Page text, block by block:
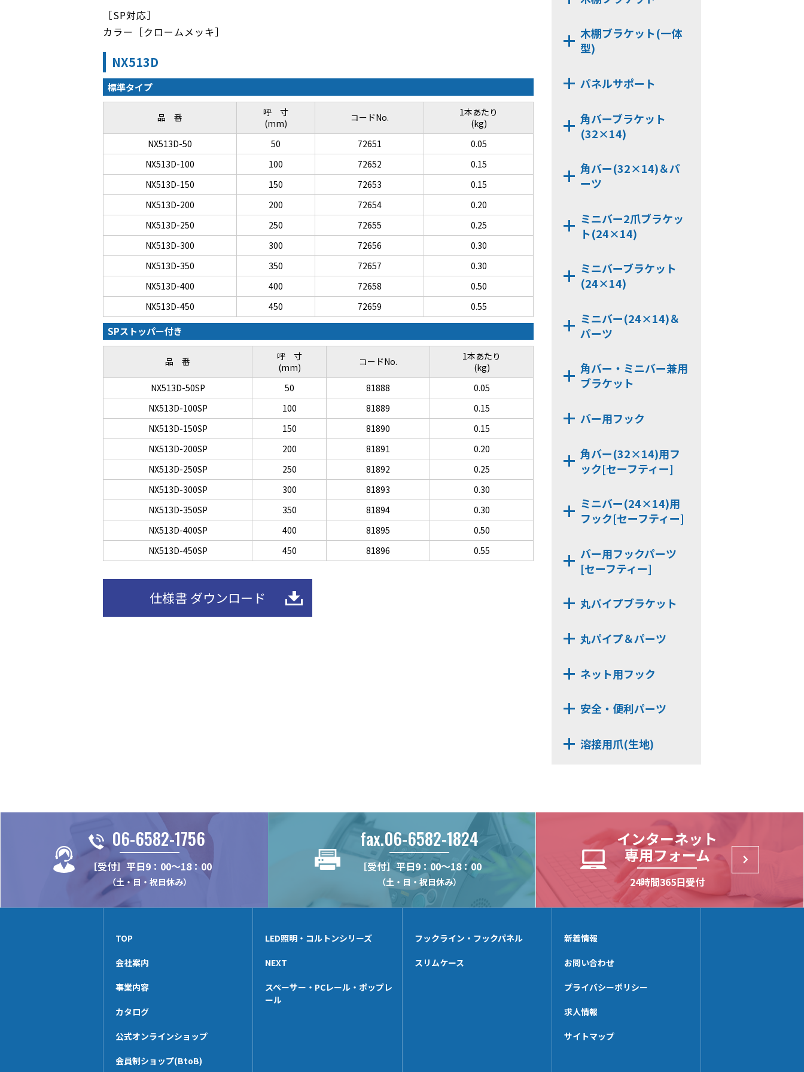
［SP対応］
カラー［クロームメッキ］
NX513D
標準タイプ
品 番
呼 寸
(mm)
コードNo.
1本あたり
(kg)
NX513D-50
50 72651
0.05
NX513D-100
100 72652
0.15
NX513D-150
150 72653
0.15
NX513D-200
200 72654
0.20
NX513D-250
250 72655
0.25
NX513D-300
300 72656
0.30
NX513D-350
350 72657
0.30
NX513D-400
400 72658
0.50
NX513D-450
450 72659 0.55
SPストッパー付き
品 番
呼 寸
(mm)
コードNo.
1本あたり
(kg)
NX513D-50SP
50 81888
0.05
NX513D-100SP
100 81889
0.15
NX513D-150SP
150 81890
0.15
NX513D-200SP
200 81891
0.20
NX513D-250SP
250 81892
0.25
NX513D-300SP
300 81893
0.30
NX513D-350SP
350 81894
0.30
NX513D-400SP
400 81895
0.50
NX513D-450SP
450 81896 0.55
仕様書 ダウンロード
CLP162
HKBS166
HKB166
CLP166
HKB159B
CLP159T
CLP159Y
CLP159TC
HKB112
NX422
NX424
NX413
木棚ブラケット(一体
型)
NX444
NX443D
NX443
パネルサポート
NX3000-Z101
NX3312
NX3327
角バーブラケット
(32×14)
NX9322B
NX9326BB
NX7320D
NX7320C
NX9320KD
角バー(32×14)＆パ
ーツ
JCPS320
HCP326
KB322
ミニバー2爪ブラケッ
ト(24×14)
NX7242BBX
NX7240DX
ミニバーブラケット
(24×14)
NX9242B
NX9246BB
NX7240D
NX7240C
NX7242BB
ミニバー(24×14)＆
パーツ
JCPS240
HCP246
HCP242
角バー・ミニバー兼用
ブラケット
NX7000S-42
NX7000S-44
バー用フック
SLHG16
KBSH4
KBSH6
KBHG19
KBKH6
角バー(32×14)用フ
ック[セーフティー]
SKH6-32
SHGW19M-32
SSH6-32
ミニバー(24×14)用
フック[セーフティー]
SKH6-24
SJH6-24
バー用フックパーツ
[セーフティー]
NE-KBSH-32
NE-KBSH-24
丸パイプブラケット
NX63D
NX523B
NX63B
丸パイプ＆パーツ
KZZ-32
MP322
MPST196
MP252
EPN-38
UNT252AL-N
CNBS-50
UNT196AL
KZZ-25
MPST192
ネット用フック
NSH6A
NJH6A
安全・便利パーツ
NE-CNR
溶接用爪(生地)
NXE7000-SP【3t】
NXE7320-SP【3t】
NE【3t】
NXE7240-SP【3t】
NX-BSP
06-6582-1756
［受付］平日9：00～18：00
（土・日・祝日休み）
fax.06-6582-1824
［受付］平日9：00～18：00
（土・日・祝日休み）
インターネット
専用フォーム
24時間365日受付
TOP
会社案内
事業内容
カタログ
公式オンラインショップ
会員制ショップ(BtoB)
LED照明・コルトンシリーズ
NEXT
スペーサー・PCレール・ポップレ
ール
フックライン・フックパネル
スリムケース
新着情報
お問い合わせ
プライバシーポリシー
求人情報
サイトマップ